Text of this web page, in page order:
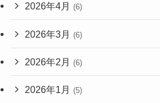
2026年4月 (6)
2026年3月 (6)
2026年2月 (6)
2026年1月 (5)